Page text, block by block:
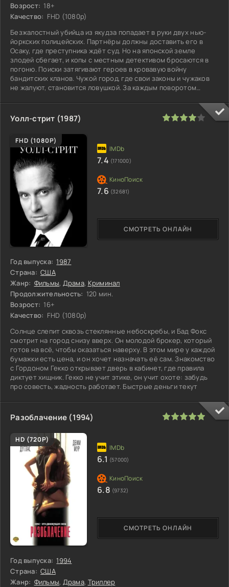
Возрост: 18+
Качество: FHD (1080p)
Безжалостный убийца из якудза попадает в руки двух нью-
йоркских полицейских. Партнёры должны доставить его в
Осаку, где преступника ждёт суд. Но на японской земле
злодей сбегает, и копы с местным детективом бросаются в
погоню. Поиски затягивают героев в кровавую войну
бандитских кланов. Чужой город, где свои законы и чужаков
не жалуют, становится ловушкой. За каждым поворотом
Уолл-стрит (1987)
FHD (1080P)
Год выпуска: 1987
Страна: США
Жанр: Фильмы, Драма, Криминал
Продолжительность: 120 мин.
Возрост: 16+
Качество: FHD (1080p)
Солнце слепит сквозь стеклянные небоскребы, и Бад Фокс
смотрит на город снизу вверх. Он молодой брокер, который
готов на всё, чтобы оказаться наверху. В этом мире у каждой
бумажки есть цена, и он хочет назначать её сам. Знакомство
с Гордоном Гекко открывает дверь в кабинет, где правила
диктует хищник. Гекко не учит этике, он учит охоте: забудь
про совесть, жадность работает. Быстрые деньги текут
СМОТРЕТЬ ОНЛАЙН
7.4 (171000)
7.6 (32681)
80
Разоблачение (1994)
HD (720P)
Год выпуска: 1994
Страна: США
Жанр: Фильмы, Драма, Триллер
СМОТРЕТЬ ОНЛАЙН
6.1 (57000)
6.8 (9732)
100